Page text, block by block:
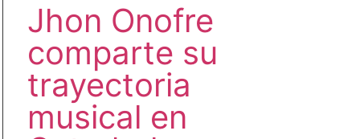
Jhon Onofre
comparte su
trayectoria
musical en